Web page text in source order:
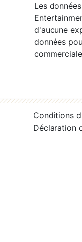
Les
d'aucune
données
Conditions
Déclaration